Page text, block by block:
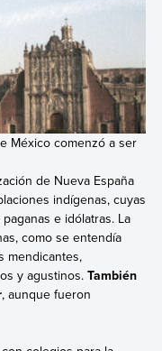
México comenzó a ser
de Nueva España
indígenas, cuyas
e idólatras. La
como se entendía
mendicantes,
y agustinos.También
, aunque fueron